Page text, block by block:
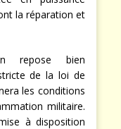
la réparation et
repose bien
de la loi de
les conditions
militaire.
à disposition